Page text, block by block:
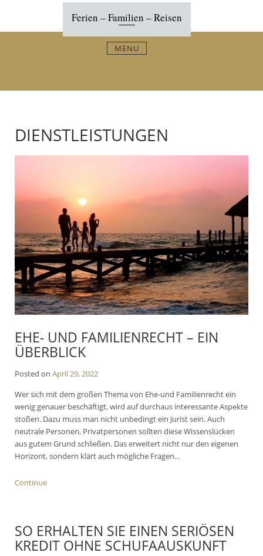
content
Ferien – Familien – Reisen
MENU
DIENSTLEISTUNGEN
EHE- UND FAMILIENRECHT – EIN
ÜBERBLICK
Posted on April 29, 2022
Wer sich mit dem großen Thema von Ehe-und Familienrecht ein
wenig genauer beschäftigt, wird auf durchaus interessante Aspekte
stoßen. Dazu muss man nicht unbedingt ein Jurist sein. Auch
neutrale Personen, Privatpersonen sollten diese Wissenslücken
aus gutem Grund schließen. Das erweitert nicht nur den eigenen
Horizont, sondern klärt auch mögliche Fragen…
Continue
SO ERHALTEN SIE EINEN SERIÖSEN
KREDIT OHNE SCHUFAAUSKUNFT